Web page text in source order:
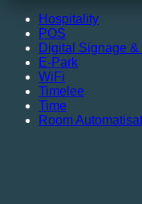
Hospitality
POS
Digital Signage &
E-Park
WiFi
Timelee
Time
Room